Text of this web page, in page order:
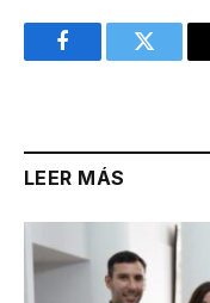
FacebookTwitter
LEER MÁS